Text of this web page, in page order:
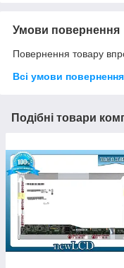
Умови повернення
Повернення товару
Всі умови повернення
Подібні товари